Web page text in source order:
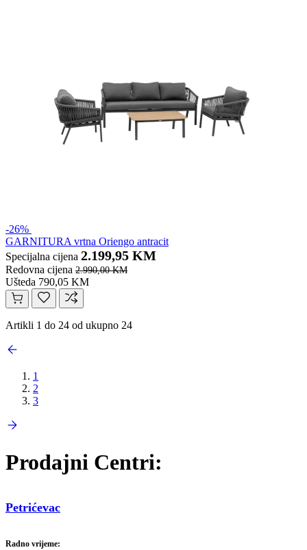
-26%
GARNITURA vrtna Oriengo antracit
Specijalna cijena 2.199,95 KM
Redovna cijena 2.990,00 KM
Ušteda 790,05 KM
Artikli 1 do 24 od ukupno 24
1
2
3
Prodajni Centri:
Petrićevac
Radno vrijeme: